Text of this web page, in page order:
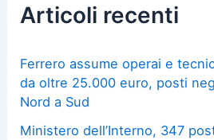
Articoli recenti
Ferrero assume operai e
da oltre 25.000 euro, posti
Nord a Sud
Ministero dell’Interno, 347